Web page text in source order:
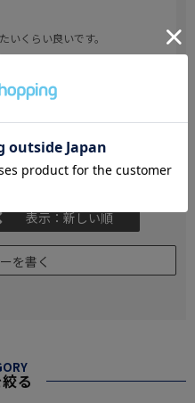
いくらい良いです。
。
ないように改善してほしいで
む
った 0 Like!
表示：新しい順
を書く
る